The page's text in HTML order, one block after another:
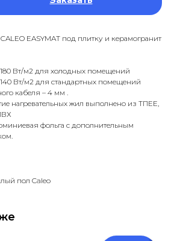
EASYMAT под плитку и керамогранит
Вт/м2 для холодных помещений
Вт/м2 для стандартных помещений
кабеля – 4 мм .
нагревательных жил выполнено из ТПЕЕ,
фольга с дополнительным
пол Caleo